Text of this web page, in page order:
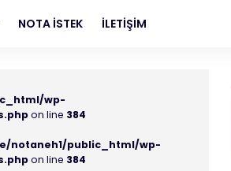
NOTA İSTEK İLETİŞİM
wp-
on line 384
notaneh1/public_html/wp-
on line 384